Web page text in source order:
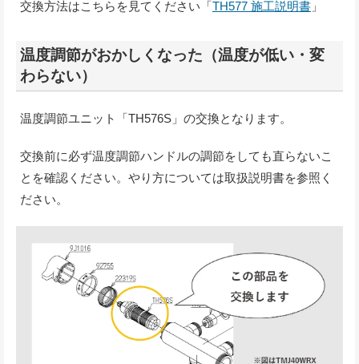
交換方法はこちらを見てください「TH577 施工説明書 」
温度調節がおかしくなった（温度が低い・変
わらない）
温度調節ユニット「TH576S」の交換となります。
交換前に必ず温度調節ハンドルの調節をしても直らないこ
とを確認ください。やり方については取扱説明書を参照く
ださい。